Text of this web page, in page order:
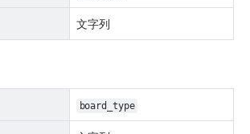
文字列
board_type